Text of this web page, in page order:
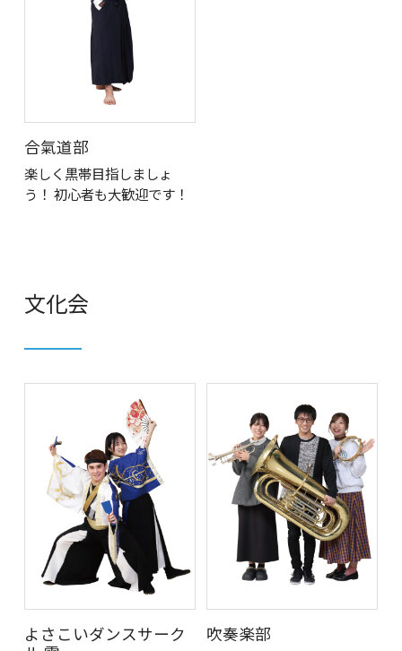
合氣道部
楽しく黒帯目指しましょ
う！ 初心者も大歓迎です！
文化会
よさこいダンスサーク
吹奏楽部